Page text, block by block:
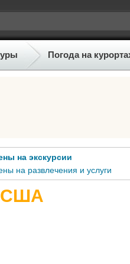
Погода на
на экскурсии
на развлечения и услуги
США